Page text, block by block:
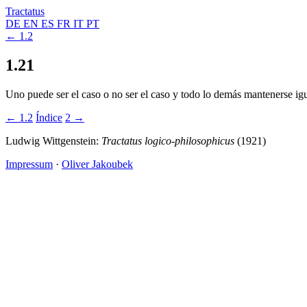
Tractatus
DE EN ES FR IT PT
← 1.2
1.21
Uno puede ser el caso o no ser el caso y todo lo demás mantenerse
← 1.2 Índice 2 →
Ludwig Wittgenstein: Tractatus logico-philosophicus (1921)
Impressum · Oliver Jakoubek